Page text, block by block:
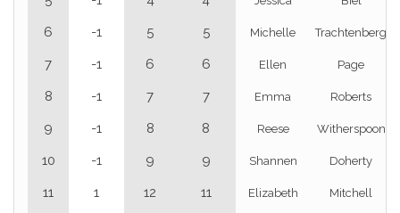
6 -1 5 5 Michelle Trachtenberg
7 -1 6 6 Ellen Page
8 -1 7 7 Emma Roberts
9 -1 8 8 Reese Witherspoon
10 -1 9 9 Shannen Doherty
11 1 12 11 Elizabeth Mitchell